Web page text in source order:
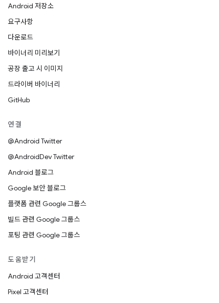
Android 저장소
요구사항
다운로드
바이너리 미리보기
공장 출고 시 이미지
드라이버 바이너리
GitHub
연결
@Android Twitter
@AndroidDev Twitter
Android 블로그
Google 보안 블로그
플랫폼 관련 Google 그룹스
빌드 관련 Google 그룹스
포팅 관련 Google 그룹스
도움받기
Android 고객센터
Pixel 고객센터